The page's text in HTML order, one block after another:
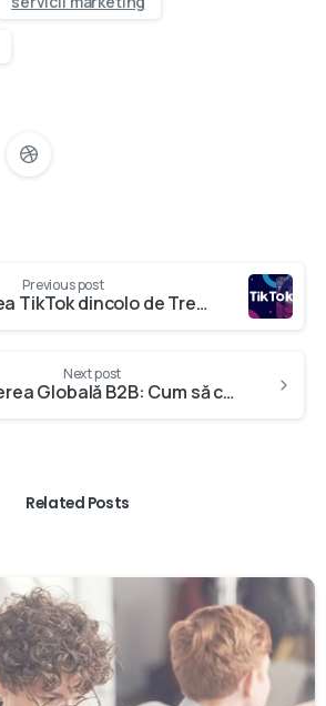
Previous post
Publicitatea TikTok dincolo de Trends: Cum să Construiești o Strategie de Brand pe Termen Lung?
Next post
Extinderea Globală B2B: Cum să cucerești piețe internaționale prin Digital Marketing și Strategii Inteligente
Related Posts